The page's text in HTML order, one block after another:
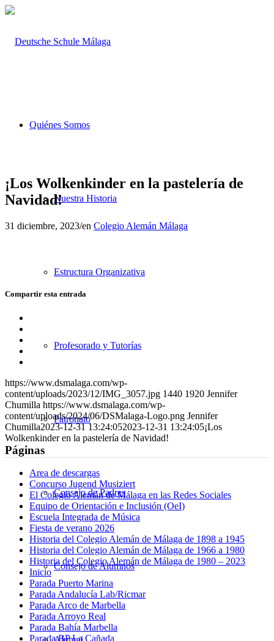
Quiénes Somos
Nuestra Historia
Estructura Organizativa
Profesorado y Tutorías
Patronato
Consejo de Padres
Consejo de Alumnos
¡Los Wolkenkinder en la pastelería de
Navidad!
31 diciembre, 2023/en Colegio Alemán Málaga
Compartir esta entrada
Facebook
Compartir
Compartir
correo
https://www.dsmalaga.com/wp-
content/uploads/2023/12/IMG_3057.jpg 1440 1920 Jennifer
Chumilla https://www.dsmalaga.com/wp-
content/uploads/2024/06/DSMalaga-Logo.png Jennifer
Chumilla2023-12-31 13:24:052023-12-31 13:24:05¡Los
Wolkenkinder en la pastelería de Navidad!
Páginas
Area de descargas
Concurso Jugend Musiziert
El Colegio Alemán de Málaga en las Redes Sociales
Equipo de Orientación e Inclusión (OeI)
Escuela Integrada de Música
Fiesta de verano 2026
Historia del Colegio Alemán de Málaga de 1898 a 1945
Historia del Colegio Alemán de Málaga de 1966 a 1980
Historia del Colegio Alemán de Málaga de 1980 – 2023
Inicio
Parada Puerto Marina
Parada Andalucía Lab/Ricmar
Parada Arco de Marbella
Parada Arroyo Real
Parada Bahía Marbella
Parada BP La Cañada